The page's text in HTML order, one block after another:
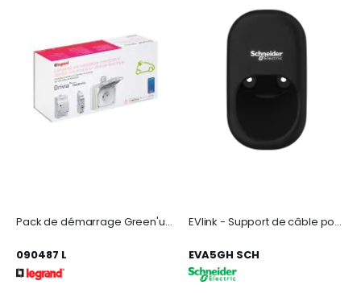
Pack de démarrage Green'up Access connecté avec prise pour véhicule électrique
090487 L
EVlink - Support de câble pour borne VE - maintient l'embout de la prise au mur
EVA5GH SCH